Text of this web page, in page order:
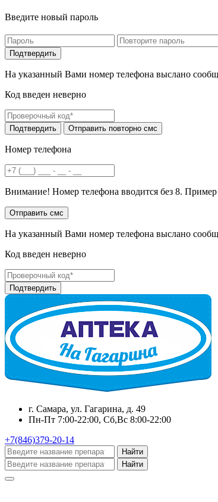
Введите новый пароль
На указанный Вами номер телефона выслано
Код введен неверно
Номер телефона
Внимание! Номер телефона вводится без 8.
На указанный Вами номер телефона выслано
Код введен неверно
г. Самара, ул. Гагарина, д. 49
Пн-Пт 7:00-22:00, Сб,Вс 8:00-22:00
+7(846)379-20-14
Найти
Найти